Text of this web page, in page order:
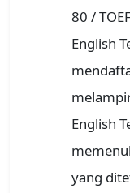
80 /
English
English
yang